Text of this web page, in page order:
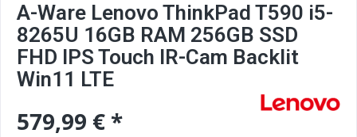
A-Ware Lenovo ThinkPad T590 i5-
8265U 16GB RAM 256GB SSD
FHD IPS Touch IR-Cam Backlit
Win11 LTE
579,99 € *